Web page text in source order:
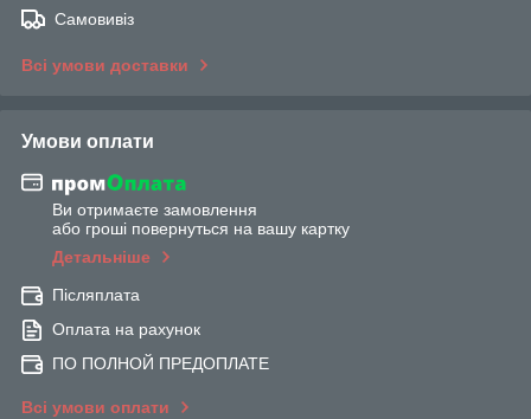
Самовивіз
Всі умови доставки
Умови оплати
Ви отримаєте замовлення
або гроші повернуться на вашу картку
Детальніше
Післяплата
Оплата на рахунок
ПО ПОЛНОЙ ПРЕДОПЛАТЕ
Всі умови оплати